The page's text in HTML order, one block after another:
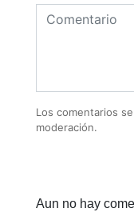
Los comentarios
moderación.
Aun no hay